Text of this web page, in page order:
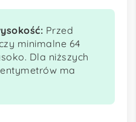
Przed
minimalne 64
Dla niższych
ma